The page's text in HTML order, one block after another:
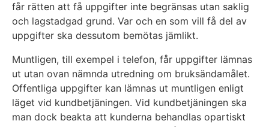
får rätten att få uppgifter inte begränsas utan saklig
och lagstadgad grund. Var och en som vill få del av
uppgifter ska dessutom bemötas jämlikt.
Muntligen, till exempel i telefon, får uppgifter lämnas
ut utan ovan nämnda utredning om bruksändamålet.
Offentliga uppgifter kan lämnas ut muntligen enligt
läget vid kundbetjäningen. Vid kundbetjäningen ska
man dock beakta att kunderna behandlas opartiskt